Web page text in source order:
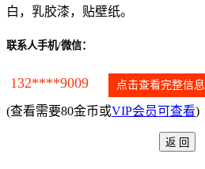
白，乳胶漆，贴壁纸。
联系人手机/微信：
132****9009 点击查看完整信息
(查看需要80金币或VIP会员可查看)